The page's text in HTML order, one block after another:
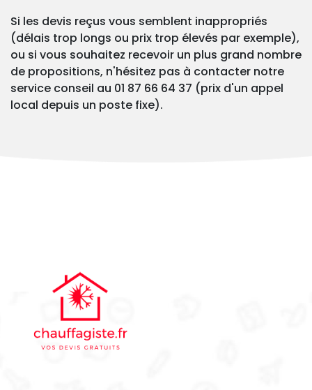
Si les devis reçus vous semblent inappropriés
(délais trop longs ou prix trop élevés par exemple),
ou si vous souhaitez recevoir un plus grand nombre
de propositions, n'hésitez pas à contacter notre
service conseil au 01 87 66 64 37 (prix d'un appel
local depuis un poste fixe).